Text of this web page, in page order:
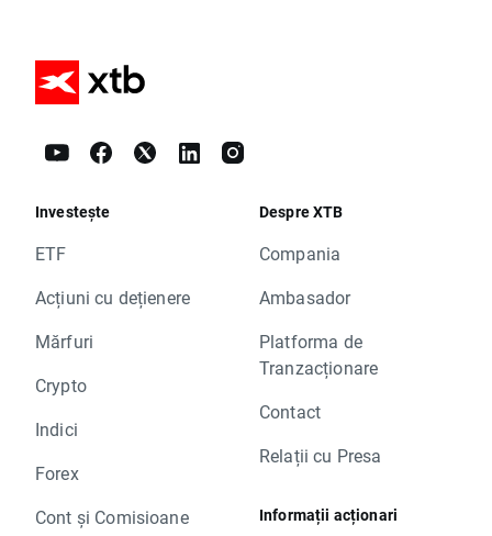
Investește
ETF
Acțiuni cu dețienere
Mărfuri
Crypto
Indici
Forex
Cont și Comisioane
Despre XTB
Compania
Ambasador
Platforma de
Tranzacționare
Contact
Relații cu Presa
Informații acționari